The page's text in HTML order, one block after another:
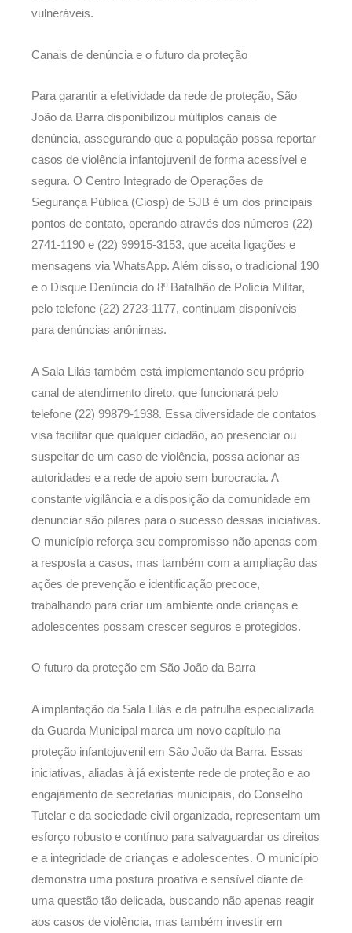
vulneráveis.
Canais de denúncia e o futuro da proteção
Para garantir a efetividade da rede de proteção, São
João da Barra disponibilizou múltiplos canais de
denúncia, assegurando que a população possa reportar
casos de violência infantojuvenil de forma acessível e
segura. O Centro Integrado de Operações de
Segurança Pública (Ciosp) de SJB é um dos principais
pontos de contato, operando através dos números (22)
2741-1190 e (22) 99915-3153, que aceita ligações e
mensagens via WhatsApp. Além disso, o tradicional 190
e o Disque Denúncia do 8º Batalhão de Polícia Militar,
pelo telefone (22) 2723-1177, continuam disponíveis
para denúncias anônimas.
A Sala Lilás também está implementando seu próprio
canal de atendimento direto, que funcionará pelo
telefone (22) 99879-1938. Essa diversidade de contatos
visa facilitar que qualquer cidadão, ao presenciar ou
suspeitar de um caso de violência, possa acionar as
autoridades e a rede de apoio sem burocracia. A
constante vigilância e a disposição da comunidade em
denunciar são pilares para o sucesso dessas iniciativas.
O município reforça seu compromisso não apenas com
a resposta a casos, mas também com a ampliação das
ações de prevenção e identificação precoce,
trabalhando para criar um ambiente onde crianças e
adolescentes possam crescer seguros e protegidos.
O futuro da proteção em São João da Barra
A implantação da Sala Lilás e da patrulha especializada
da Guarda Municipal marca um novo capítulo na
proteção infantojuvenil em São João da Barra. Essas
iniciativas, aliadas à já existente rede de proteção e ao
engajamento de secretarias municipais, do Conselho
Tutelar e da sociedade civil organizada, representam um
esforço robusto e contínuo para salvaguardar os direitos
e a integridade de crianças e adolescentes. O município
demonstra uma postura proativa e sensível diante de
uma questão tão delicada, buscando não apenas reagir
aos casos de violência, mas também investir em